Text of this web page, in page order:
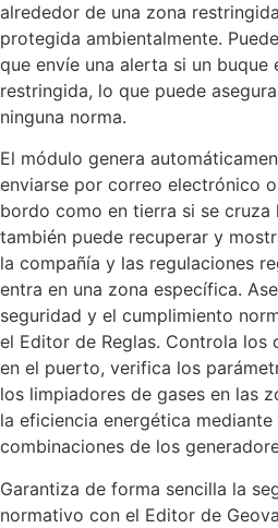
alrededor de una zona
protegida ambientalmente.
que envíe una alerta si un buque
restringida, lo que puede
ninguna norma.
El módulo genera
enviarse por correo electrónico
bordo como en tierra si se cruza
también puede recuperar y
la compañía y las regulaciones
entra en una zona específica.
seguridad y el cumplimiento
el Editor de Reglas. Controla los
en el puerto, verifica los
los limpiadores de gases en las
la eficiencia energética
combinaciones de los
Garantiza de forma sencilla la
normativo con el Editor de